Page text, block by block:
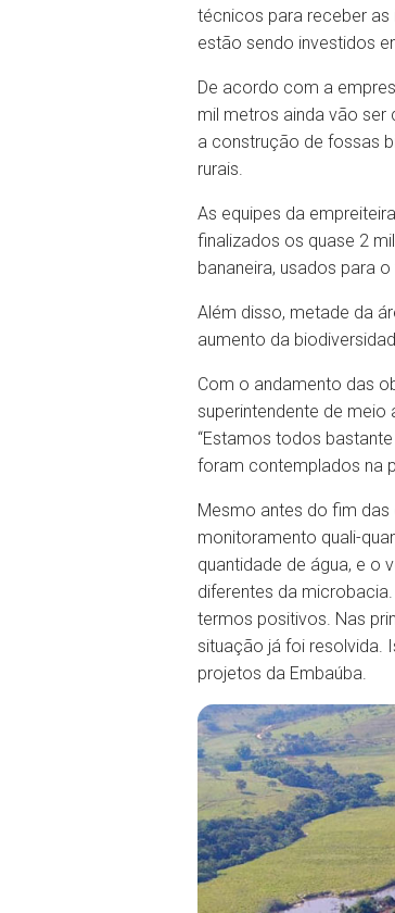
técnicos para receber as
estão sendo investidos
De acordo com a
mil metros ainda vão
a construção de fossas
rurais.
As equipes da
finalizados os quase 2
bananeira, usados para
Além disso, metade da
aumento da
Com o andamento das
superintendente de meio
“Estamos todos
foram contemplados na
Mesmo antes do fim
monitoramento quali-
quantidade de água, e o
diferentes da
termos positivos. Nas
situação já foi resolvida.
projetos da Embaúba.